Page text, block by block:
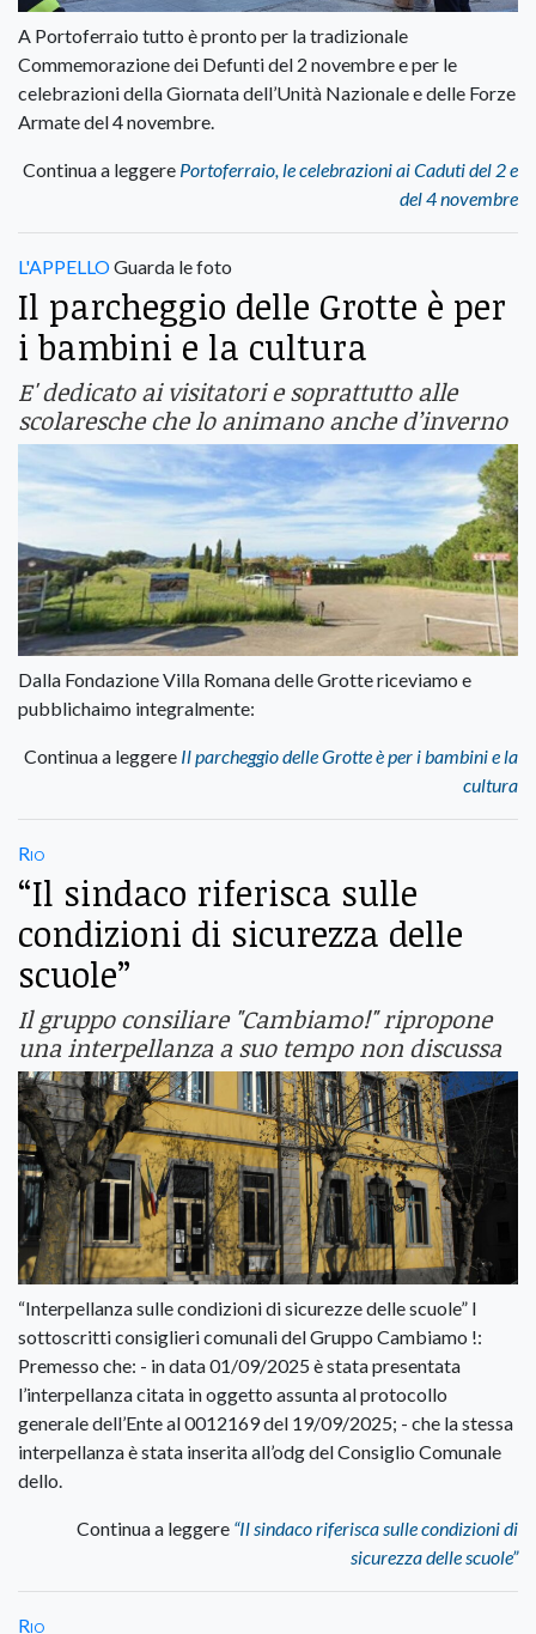
A Portoferraio tutto è pronto per la tradizionale
Commemorazione dei Defunti del 2 novembre e per le
celebrazioni della Giornata dell’Unità Nazionale e delle Forze
Armate del 4 novembre.
Continua a leggere Portoferraio, le celebrazioni ai Caduti del 2 e
del 4 novembre
L'APPELLOGuarda le foto
Il parcheggio delle Grotte è per
i bambini e la cultura
E' dedicato ai visitatori e soprattutto alle
scolaresche che lo animano anche d’inverno
Dalla Fondazione Villa Romana delle Grotte riceviamo e
pubblichaimo integralmente:
Continua a leggere Il parcheggio delle Grotte è per i bambini e la
cultura
Rio
“Il sindaco riferisca sulle
condizioni di sicurezza delle
scuole”
Il gruppo consiliare "Cambiamo!" ripropone
una interpellanza a suo tempo non discussa
“Interpellanza sulle condizioni di sicurezze delle scuole” I
sottoscritti consiglieri comunali del Gruppo Cambiamo !:
Premesso che: - in data 01/09/2025 è stata presentata
l’interpellanza citata in oggetto assunta al protocollo
generale dell’Ente al 0012169 del 19/09/2025; - che la stessa
interpellanza è stata inserita all’odg del Consiglio Comunale
dello.
Continua a leggere “Il sindaco riferisca sulle condizioni di
sicurezza delle scuole”
Rio